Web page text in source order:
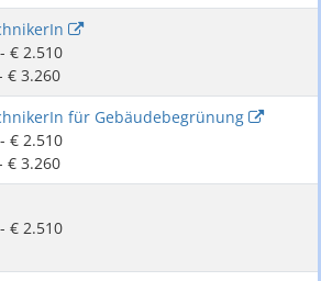
€ 2.510
€ 3.260
für Gebäudebegrünung
€ 2.510
€ 3.260
€ 2.510